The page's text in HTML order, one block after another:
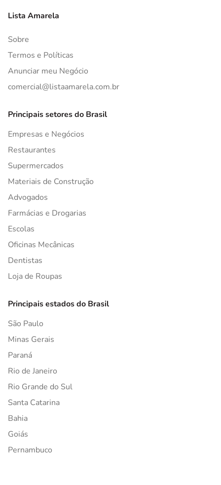
Lista Amarela
Sobre
Termos e Políticas
Anunciar meu Negócio
comercial@listaamarela.com.br
Principais setores do Brasil
Empresas e Negócios
Restaurantes
Supermercados
Materiais de Construção
Advogados
Farmácias e Drogarias
Escolas
Oficinas Mecânicas
Dentistas
Loja de Roupas
Principais estados do Brasil
São Paulo
Minas Gerais
Paraná
Rio de Janeiro
Rio Grande do Sul
Santa Catarina
Bahia
Goiás
Pernambuco